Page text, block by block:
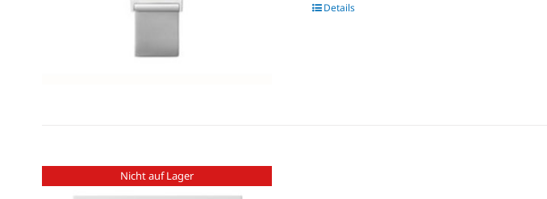
Details
Nicht auf Lager